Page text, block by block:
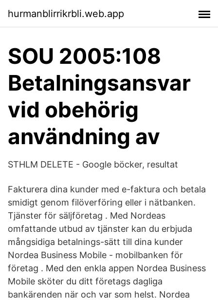
hurmanblirrikrbli.web.app
SOU 2005:108
Betalningsansvar
vid obehörig
användning av
STHLM DELETE - Google böcker, resultat
Fakturera dina kunder med e-faktura och betala
smidigt genom filöverföring eller i nätbanken.
Tjänster för säljföretag . Med Nordeas
omfattande utbud av tjänster kan du erbjuda
mångsidiga betalnings-sätt till dina kunder
Nordea Business Mobile - mobilbanken för
företag . Med den enkla appen Nordea Business
Mobile sköter du ditt företags dagliga
bankärenden när och var som helst. Nordea